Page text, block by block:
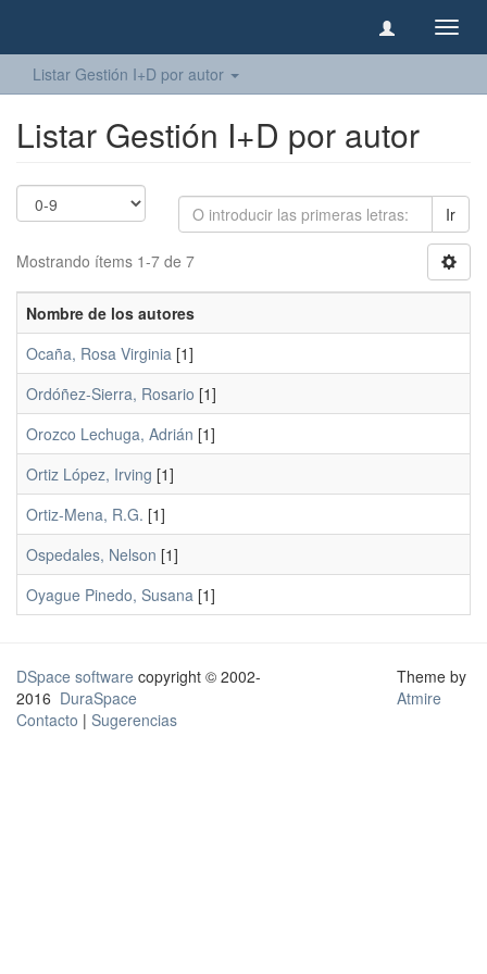
Listar Gestión I+D por autor
Listar Gestión I+D por autor
Ir
Mostrando ítems 1-7 de 7
Nombre de los autores
Ocaña, Rosa Virginia [1]
Ordóñez-Sierra, Rosario [1]
Orozco Lechuga, Adrián [1]
Ortiz López, Irving [1]
Ortiz-Mena, R.G. [1]
Ospedales, Nelson [1]
Oyague Pinedo, Susana [1]
DSpace software copyright © 2002-
2016 DuraSpace
Contacto | Sugerencias
Theme by
Atmire